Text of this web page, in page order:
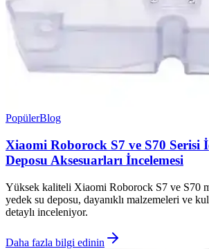
PopülerBlog
Xiaomi Roborock S7 ve S70 Serisi
Deposu Aksesuarları İncelemesi
Yüksek kaliteli Xiaomi Roborock S7 ve S70
yedek su deposu, dayanıklı malzemeleri ve
detaylı inceleniyor.
Daha fazla bilgi edinin